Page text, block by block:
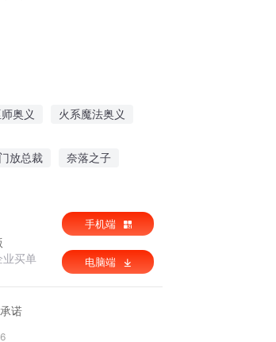
奥义 火系魔法奥义
放总裁 奈落之子
业买单
手机端
电脑端
诺